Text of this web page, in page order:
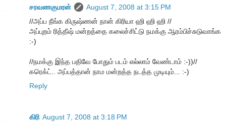
சரவணகுமரன்
August 7, 2008 at 3:15 PM
//அப்ப நீங்க கிருஷ்ணன் நான் கிரியா ஹி ஹி ஹி //
அப்புறம் ரித்தீஷ் மன்றத்தை கலைச்சிட்டு நமக்கு ஆரம்பிச்சுடுவாங்க
:-)
//நமக்கு இந்த பதிவே போதும் படம் எல்லாம் வேண்டாம் :-))//
கரெக்ட்.. அப்பத்தான் நாம மன்றத்த நடத்த முடியும்... :-)
Reply
கிரி August 7, 2008 at 3:18 PM